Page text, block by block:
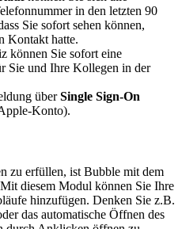
in den letzten 90
Sie sofort sehen können,
Kontakt hatte.
können Sie sofort eine
Sie und Ihre Kollegen in der
überSingle Sign-On
Konto).
zu erfüllen, ist Bubble mit dem
diesem Modul können Sie Ihre
hinzufügen. Denken Sie z.B.
das automatische Öffnen des